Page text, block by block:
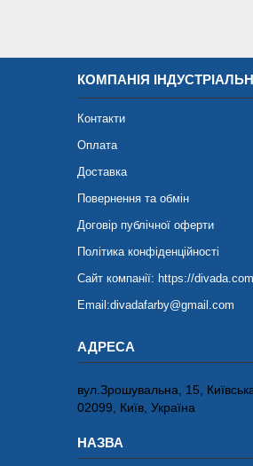
КОМПАНІЯ
Контакти
Оплата
Доставка
Повернення та обмін
Договір публічної оферти
Політика конфіденційності
Сайт компанії: https://
Email:divadafarby@gmail.com
вул.Зрошувальна, 15,
02099, Київ, Україна